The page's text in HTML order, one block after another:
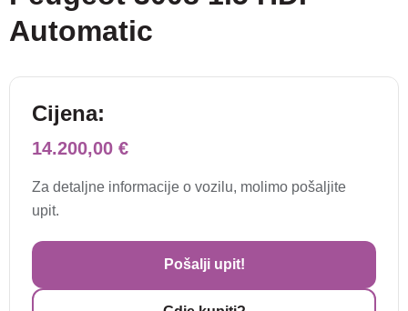
Automatic
Cijena:
14.200,00 €
Za detaljne informacije o vozilu, molimo pošaljite
upit.
Pošalji upit!